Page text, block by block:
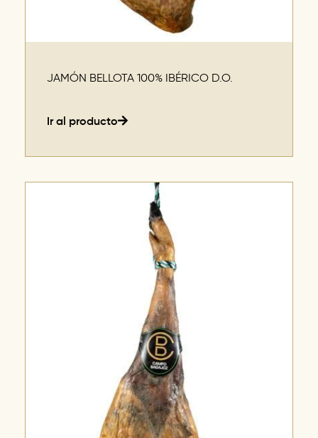
JAMÓN BELLOTA 100% IBÉRICO D.O.
Ir al producto